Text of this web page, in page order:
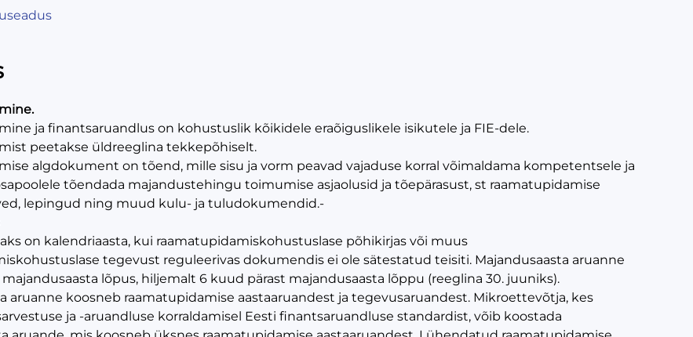
ja finantsaruandlus on kohustuslik kõikidele eraõiguslikele isikutele ja FIE-dele.
peetakse üldreeglina tekkepõhiselt.
algdokument on tõend, mille sisu ja vorm peavad vajaduse korral võimaldama kompetentsele ja
tõendada majandustehingu toimumise asjaolusid ja tõepärasust, st raamatupidamise
lepingud ning muud kulu- ja tuludokumendid.-
on kalendriaasta, kui raamatupidamiskohustuslase põhikirjas või muus
tegevust reguleerivas dokumendis ei ole sätestatud teisiti. Majandusaasta aruanne
lõpus, hiljemalt 6 kuud pärast majandusaasta lõppu (reeglina 30. juuniks).
aruanne koosneb raamatupidamise aastaaruandest ja tegevusaruandest. Mikroettevõtja, kes
ja -aruandluse korraldamisel Eesti finantsaruandluse standardist, võib koostada